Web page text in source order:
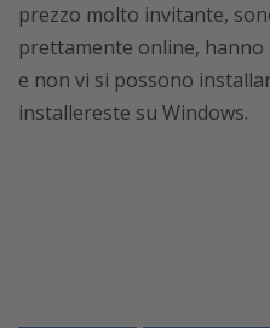
prezzo molto invitante,
prettamente online,
e non vi si possono
installereste su Windows.